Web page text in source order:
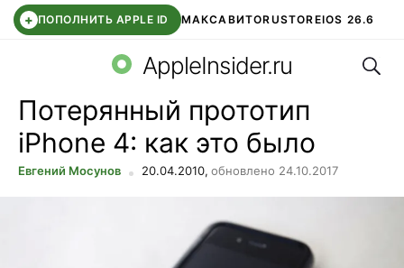
+ ПОПОЛНИТЬ APPLE ID МАКСАВИТОRUSTOREIOS 26.6
СБЕР КИДС ВТБ ОНЛАЙН ЧАТ В ROBLOX
AppleInsider.ru
Потерянный прототип
iPhone 4: как это было
Евгений Мосунов 20.04.2010, обновлено 24.10.2017